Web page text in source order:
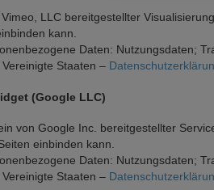
LLC bereitgestellter
kann.
Daten: Nutzungsdaten;
Staaten –
(Google LLC)
von Google Inc. bereitgestellter
einbinden kann.
Daten: Nutzungsdaten;
Staaten –